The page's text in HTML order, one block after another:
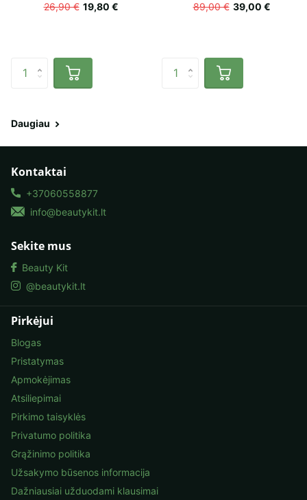
26,90 € 19,80 € 89,00 € 39,00 €
Daugiau
Pirkėjui
Blogas
Pristatymas
Apmokėjimas
Atsiliepimai
Pirkimo taisyklės
Privatumo politika
Grąžinimo politika
Užsakymo būsenos informacija
Dažniausiai užduodami klausimai
Kontaktai
+37060558877
info@beautykit.lt
Sekite mus
Beauty Kit
@beautykit.lt